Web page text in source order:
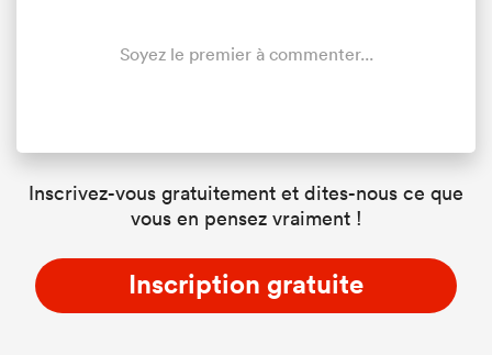
Soyez le premier à commenter...
Inscrivez-vous gratuitement et dites-nous ce que
vous en pensez vraiment !
Inscription gratuite